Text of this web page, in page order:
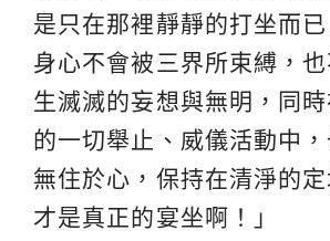
是只在那裡靜靜的打坐而
身心不會被三界所束縛，
生滅滅的妄想與無明，同
的一切舉止、威儀活動中
無住於心，保持在清淨的
才是真正的宴坐啊！」